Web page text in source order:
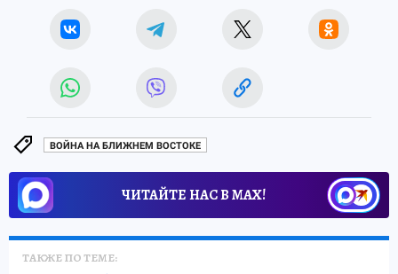
ВОЙНА НА БЛИЖНЕМ ВОСТОКЕ
ЧИТАЙТЕ НАС В МАХ!